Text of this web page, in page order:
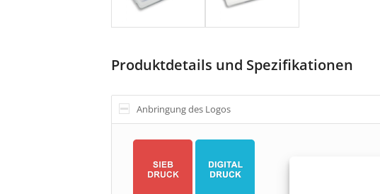
Produktdetails und Spezifikationen
Anbringung des Logos